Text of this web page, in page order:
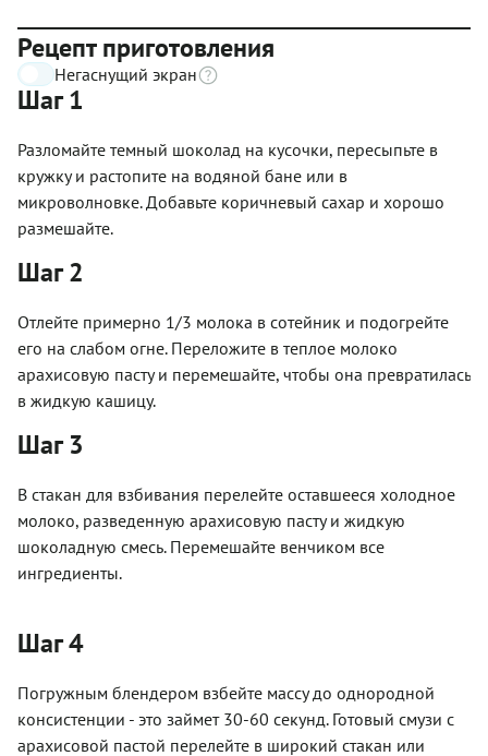
Рецепт приготовления
Негаснущий экран
Шаг 1
Разломайте темный шоколад на кусочки, пересыпьте в
кружку и растопите на водяной бане или в
микроволновке. Добавьте коричневый сахар и хорошо
размешайте.
Шаг 2
Отлейте примерно 1/3 молока в сотейник и подогрейте
его на слабом огне. Переложите в теплое молоко
арахисовую пасту и перемешайте, чтобы она превратилась
в жидкую кашицу.
Шаг 3
В стакан для взбивания перелейте оставшееся холодное
молоко, разведенную арахисовую пасту и жидкую
шоколадную смесь. Перемешайте венчиком все
ингредиенты.
Шаг 4
Погружным блендером взбейте массу до однородной
консистенции - это займет 30-60 секунд. Готовый смузи с
арахисовой пастой перелейте в широкий стакан или